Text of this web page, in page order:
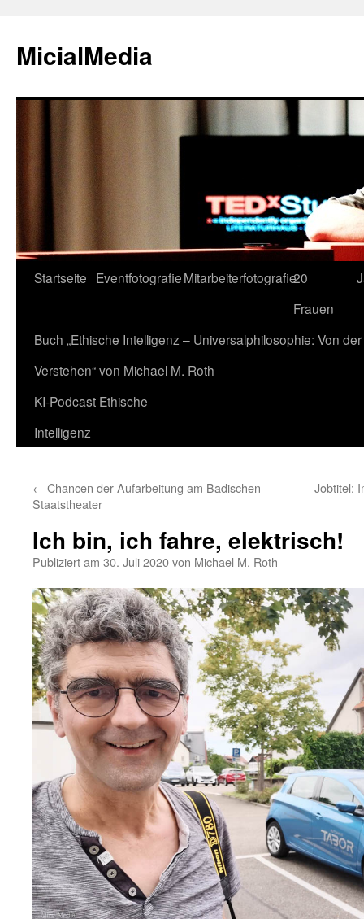
MicialMedia
Zum
springen
Startseite EventfotografieMitarbeiterfotografie20
Frauen
Buch „Ethische Intelligenz – Universalphilosophie: Von
Verstehen“ von Michael M. Roth
KI-Podcast Ethische
Intelligenz
← Chancen der Aufarbeitung am Badischen
Staatstheater
Jobtitel:
Ich bin, ich fahre, elektrisch!
Publiziert am 30. Juli 2020von Michael M. Roth